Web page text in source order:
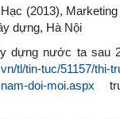
(2013),
dựng, Hà Nội
dựng nước ta sau
tl/tin-tuc/51157/thi-
doi-moi.aspx